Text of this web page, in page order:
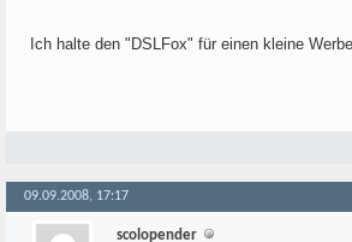
Ich halte den "DSLFox" für einen kleine
09.09.2008, 17:17
scolopender